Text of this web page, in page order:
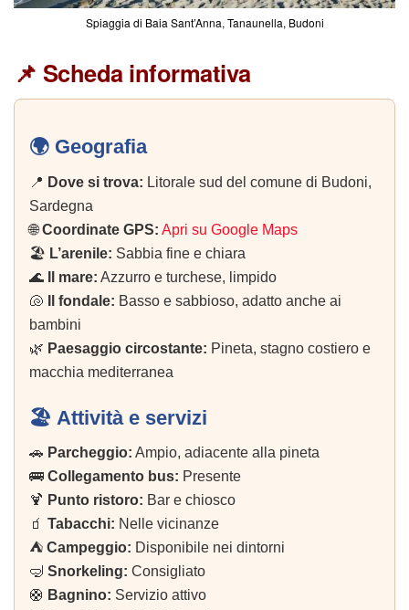
Spiaggia di Baia Sant’Anna, Tanaunella, Budoni
📌 Scheda informativa
🌍 Geografia
📍 Dove si trova: Litorale sud del comune di Budoni,
Sardegna
🌐Coordinate GPS: Apri su Google Maps
🏖️ L’arenile: Sabbia fine e chiara
🌊
Il mare: Azzurro e turchese, limpido
🐚
Il fondale: Basso e sabbioso, adatto anche ai
bambini
🌿 Paesaggio circostante: Pineta, stagno costiero e
macchia mediterranea
🏖️ Attività e servizi
🚗 Parcheggio: Ampio, adiacente alla pineta
🚌 Collegamento bus: Presente
🍹 Punto ristoro: Bar e chiosco
🧃 Tabacchi: Nelle vicinanze
⛺ Campeggio: Disponibile nei dintorni
🤿 Snorkeling: Consigliato
🛟 Bagnino: Servizio attivo